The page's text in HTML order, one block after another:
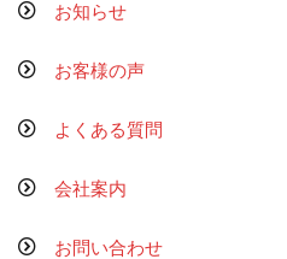
お知らせ
お客様の声
よくある質問
会社案内
お問い合わせ